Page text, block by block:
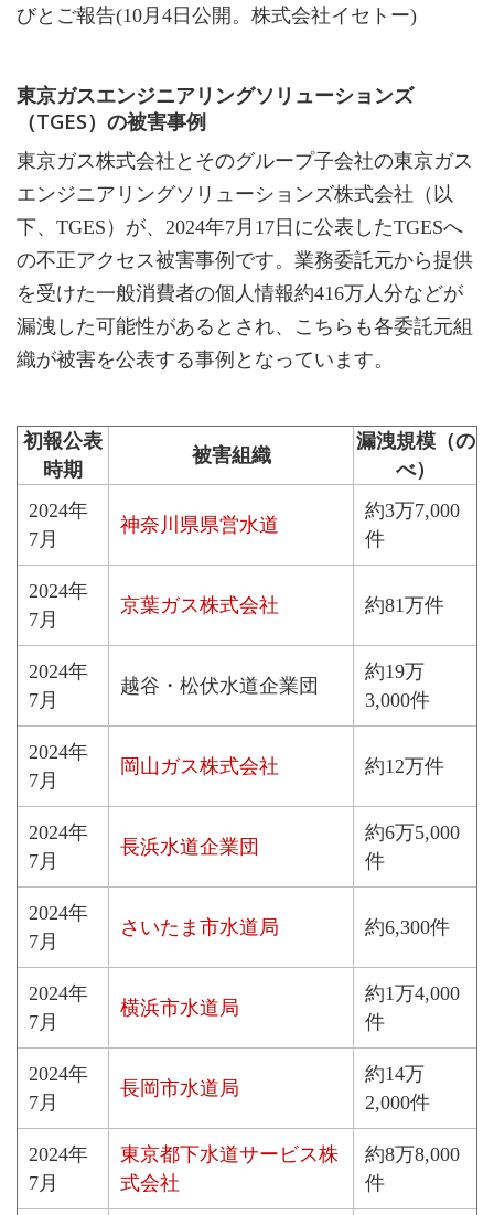
びとご報告(10月4日公開。株式会社イセトー)
東京ガスエンジニアリングソリューションズ
（TGES）の被害事例
東京ガス株式会社とそのグループ子会社の東京ガス
エンジニアリングソリューションズ株式会社（以
下、TGES）が、2024年7月17日に公表したTGESへ
の不正アクセス被害事例です。業務委託元から提供
を受けた一般消費者の個人情報約416万人分などが
漏洩した可能性があるとされ、こちらも各委託元組
織が被害を公表する事例となっています。
初報公表
時期
被害組織
漏洩規模（の
べ）
2024年
7月
神奈川県県営水道
約3万7,000
件
2024年
7月
京葉ガス株式会社 約81万件
2024年
7月
越谷・松伏水道企業団
約19万
3,000件
2024年
7月
岡山ガス株式会社 約12万件
2024年
7月
長浜水道企業団
約6万5,000
件
2024年
7月
さいたま市水道局 約6,300件
2024年
7月
横浜市水道局
約1万4,000
件
2024年
7月
長岡市水道局
約14万
2,000件
2024年
7月
東京都下水道サービス株
式会社
約8万8,000
件